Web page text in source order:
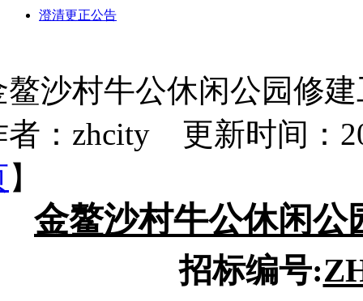
澄清更正公告
鳌沙村牛公休闲公园修
者：zhcity 更新时间：
】
金鳌沙村牛公休闲公
招标编号: